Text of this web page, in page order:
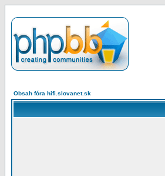
Obsah fóra hifi.slovanet.sk